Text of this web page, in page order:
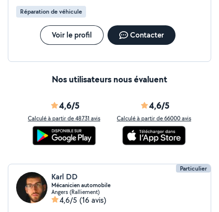
Réparation de véhicule
Voir le profil Contacter
Nos utilisateurs nous évaluent
4,6/5
Calculé à partir de 48731 avis
4,6/5
Calculé à partir de 66000 avis
Particulier
Karl DD
Mécanicien automobile
Angers (Ralliement)
4,6/5 (16 avis)